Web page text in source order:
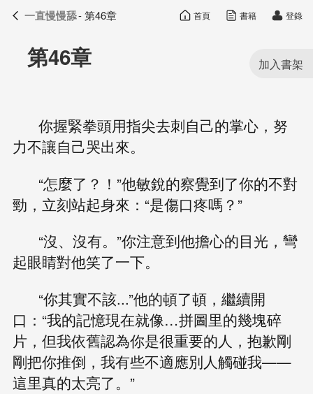
一直慢慢舔 目錄
第46章
你握緊拳頭用指尖去刺自己的掌心，努
力不讓自己哭出來。
“怎麼了？！”他敏銳的察覺到了你的不對
勁，立刻站起身來：“是傷口疼嗎？”
“沒、沒有。”你注意到他擔心的目光，彎
起眼睛對他笑了一下。
“你其實不該...”他的頓了頓，繼續開
口：“我的記憶現在就像…拼圖里的幾塊碎
片，但我依舊認為你是很重要的人，抱歉剛
剛把你推倒，我有些不適應別人觸碰我——
這里真的太亮了。”
一直慢慢舔- 第46章 首頁 書籍 登錄